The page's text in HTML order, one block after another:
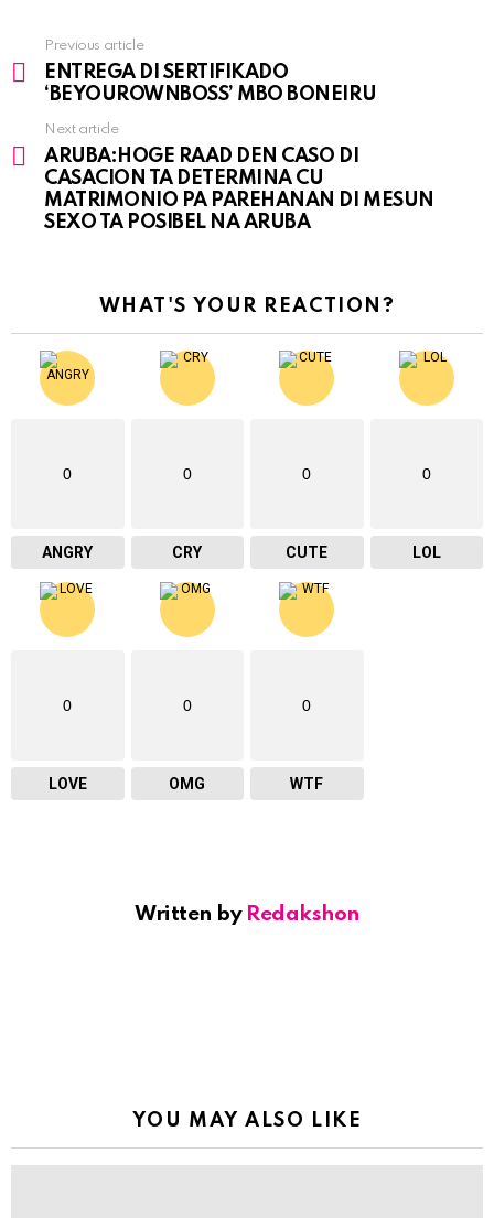
See
more
Previous article
ENTREGA DI SERTIFIKADO
‘BEYOUROWNBOSS’ MBO BONEIRU
Next article
ARUBA:HOGE RAAD DEN CASO DI
CASACION TA DETERMINA CU
MATRIMONIO PA PAREHANAN DI MESUN
SEXO TA POSIBEL NA ARUBA
WHAT'S YOUR REACTION?
0
ANGRY
0
CRY
0
CUTE
0
LOL
0
LOVE
0
OMG
0
WTF
Written by Redakshon
YOU MAY ALSO LIKE